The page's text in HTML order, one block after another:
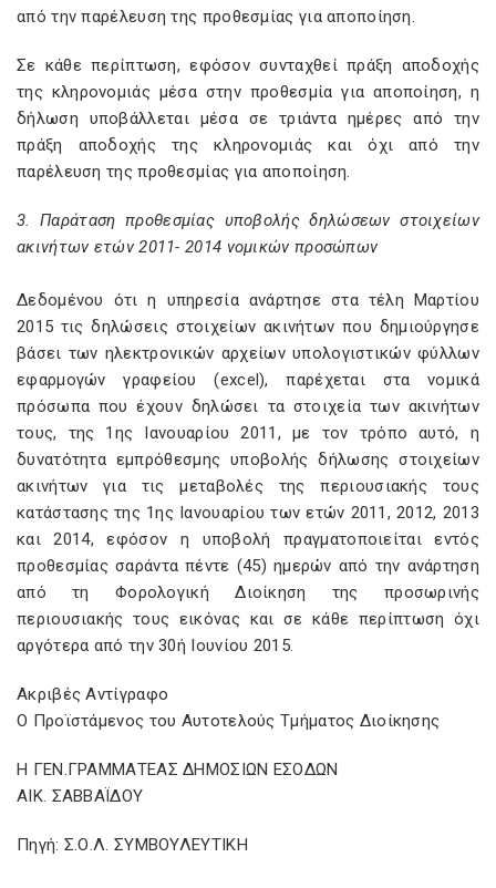
από την παρέλευση της προθεσμίας για αποποίηση.
Σε κάθε περίπτωση, εφόσον συνταχθεί πράξη αποδοχής
της κληρονομιάς μέσα στην προθεσμία για αποποίηση, η
δήλωση υποβάλλεται μέσα σε τριάντα ημέρες από την
πράξη αποδοχής της κληρονομιάς και όχι από την
παρέλευση της προθεσμίας για αποποίηση.
3. Παράταση προθεσμίας υποβολής δηλώσεων στοιχείων
ακινήτων ετών 2011- 2014 νομικών προσώπων
Δεδομένου ότι η υπηρεσία ανάρτησε στα τέλη Μαρτίου
2015 τις δηλώσεις στοιχείων ακινήτων που δημιούργησε
βάσει των ηλεκτρονικών αρχείων υπολογιστικών φύλλων
εφαρμογών γραφείου (excel), παρέχεται στα νομικά
πρόσωπα που έχουν δηλώσει τα στοιχεία των ακινήτων
τους, της 1ης Ιανουαρίου 2011, με τον τρόπο αυτό, η
δυνατότητα εμπρόθεσμης υποβολής δήλωσης στοιχείων
ακινήτων για τις μεταβολές της περιουσιακής τους
κατάστασης της 1ης Ιανουαρίου των ετών 2011, 2012, 2013
και 2014, εφόσον η υποβολή πραγματοποιείται εντός
προθεσμίας σαράντα πέντε (45) ημερών από την ανάρτηση
από τη Φορολογική Διοίκηση της προσωρινής
περιουσιακής τους εικόνας και σε κάθε περίπτωση όχι
αργότερα από την 30ή Ιουνίου 2015.
Ακριβές Αντίγραφο
Ο Προϊστάμενος του Αυτοτελούς Τμήματος Διοίκησης
Η ΓΕΝ.ΓΡΑΜΜΑΤΕΑΣ ΔΗΜΟΣΙΩΝ ΕΣΟΔΩΝ
ΑΙΚ. ΣΑΒΒΑΪΔΟΥ
Πηγή: Σ.Ο.Λ. ΣΥΜΒΟΥΛΕΥΤΙΚΗ